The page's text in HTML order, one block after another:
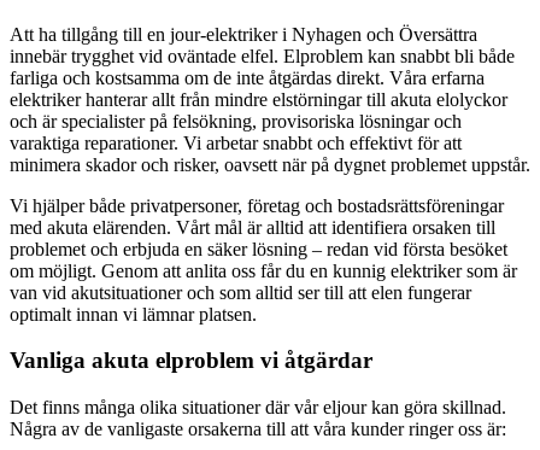
Att ha tillgång till en jour-elektriker i Nyhagen och Översättra
innebär trygghet vid oväntade elfel. Elproblem kan snabbt bli både
farliga och kostsamma om de inte åtgärdas direkt. Våra erfarna
elektriker hanterar allt från mindre elstörningar till akuta elolyckor
och är specialister på felsökning, provisoriska lösningar och
varaktiga reparationer. Vi arbetar snabbt och effektivt för att
minimera skador och risker, oavsett när på dygnet problemet uppstår.
Vi hjälper både privatpersoner, företag och bostadsrättsföreningar
med akuta elärenden. Vårt mål är alltid att identifiera orsaken till
problemet och erbjuda en säker lösning – redan vid första besöket
om möjligt. Genom att anlita oss får du en kunnig elektriker som är
van vid akutsituationer och som alltid ser till att elen fungerar
optimalt innan vi lämnar platsen.
Vanliga akuta elproblem vi åtgärdar
Det finns många olika situationer där vår eljour kan göra skillnad.
Några av de vanligaste orsakerna till att våra kunder ringer oss är: